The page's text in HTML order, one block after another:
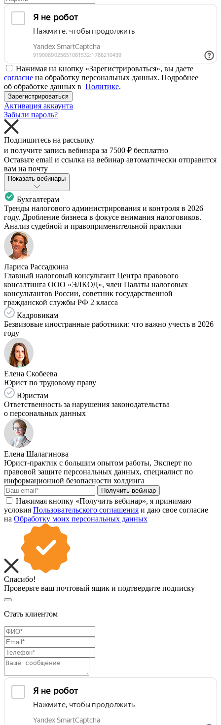
Нажимая на кнопку «Зарегистрироваться», вы даете
согласие на обработку персональных данных. Подробнее
об обработке данных в Политике.
Зарегистрироваться
Активация аккаунта
Забыли пароль?
Подпишитесь на рассылку
и получите запись вебинара за 7500 ₽ бесплатно
Оставьте email и ссылка на вебинар автоматически отправится
вам на почту
Показать вебинары
Бухгалтерам
Тренды налогового администрирования и контроля в 2026
году. Дробление бизнеса в фокусе внимания налоговиков.
Анализ судебной и правоприменительной практики
Лариса Рассадкина
Главный налоговый консультант Центра правового
консалтинга ООО «ЭЛКОД», член Палаты налоговых
консультантов России, советник государственной
гражданской службы РФ 2 класса
Кадровикам
Безвизовые иностранные работники: что важно учесть в 2026
году
Елена Скобеева
Юрист по трудовому праву
Юристам
Ответственность за нарушения законодательства
о персональных данных
Елена Шалагинова
Юрист-практик с большим опытом работы, Эксперт по
правовой защите персональных данных, специалист по
информационной безопасности холдинга
Получить вебинар
Нажимая кнопку «Получить вебинар», я принимаю
условия Пользовательского соглашения и даю свое согласие
на Обработку моих персональных данных
Спасибо!
Проверьте ваш почтовый ящик и подтвердите подписку
Стать клиентом